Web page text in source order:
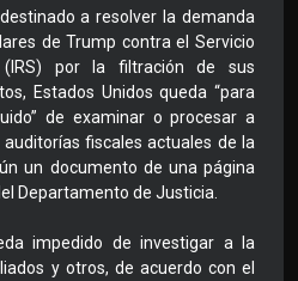
a resolver la demanda
de Trump contra el Servicio
(IRS) por la filtración de sus
Estados Unidos queda “para
de examinar o procesar a
fiscales actuales de la
un documento de una página
Departamento de Justicia.
impedido de investigar a la
y otros, de acuerdo con el